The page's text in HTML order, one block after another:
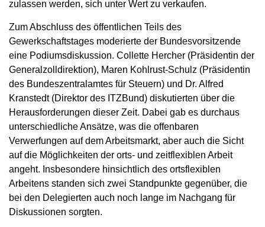
zulassen werden, sich unter Wert zu verkaufen.
Zum Abschluss des öffentlichen Teils des
Gewerkschaftstages moderierte der Bundesvorsitzende
eine Podiumsdiskussion. Collette Hercher (Präsidentin der
Generalzolldirektion), Maren Kohlrust-Schulz (Präsidentin
des Bundeszentralamtes für Steuern) und Dr. Alfred
Kranstedt (Direktor des ITZBund) diskutierten über die
Herausforderungen dieser Zeit. Dabei gab es durchaus
unterschiedliche Ansätze, was die offenbaren
Verwerfungen auf dem Arbeitsmarkt, aber auch die Sicht
auf die Möglichkeiten der orts- und zeitflexiblen Arbeit
angeht. Insbesondere hinsichtlich des ortsflexiblen
Arbeitens standen sich zwei Standpunkte gegenüber, die
bei den Delegierten auch noch lange im Nachgang für
Diskussionen sorgten.